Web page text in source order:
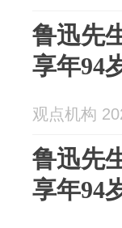
鲁迅先
享年94
观点机构
鲁迅先
享年94